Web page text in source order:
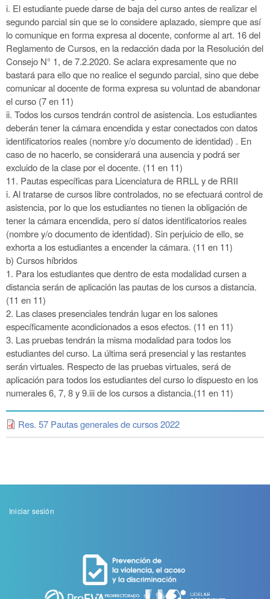
i. El estudiante puede darse de baja del curso antes de realizar el
segundo parcial sin que se lo considere aplazado, siempre que así
lo comuniqueen forma expresa al docente, conforme al art. 16 del
Reglamento de Cursos, en la redacción dada por la Resolución del
Consejo N° 1, de 7.2.2020. Seaclara expresamente que no
bastará para ello que no realice el segundo parcial, sino que debe
comunicar al docente de forma expresa su voluntadde abandonar
el curso (7 en 11)
ii. Todos los cursos tendrán control de asistencia. Los estudiantes
deberán tener la cámara encendida y estar conectados con datos
identificatorios reales (nombre y/o documento de identidad) . En
caso de no hacerlo, se considerará una ausencia y podrá ser
excluido de la clase por el docente. (11 en 11)
11. Pautas específicas para Licenciatura de RRLL y de RRII
i. Al tratarse de cursos libre controlados, no se efectuará control de
asistencia, por lo que los estudiantes no tienen la obligación de
tener la cámaraencendida, pero sí datos identificatorios reales
(nombre y/o documento de identidad). Sin perjuicio de ello, se
exhorta a los estudiantes a encender la cámara. (11 en 11)
b) Cursos híbridos
1. Para los estudiantes que dentro de esta modalidad cursen a
distancia serán de aplicación las pautas de los cursos a distancia.
(11 en 11)
2. Las clases presenciales tendrán lugar en los salones
específicamente acondicionados a esos efectos. (11 en 11)
3. Las pruebas tendrán la misma modalidad para todos los
estudiantes del curso. La última será presencial y las restantes
serán virtuales. Respectode las pruebas virtuales, será de
aplicación para todos los estudiantes del curso lo dispuesto en los
numerales 6, 7, 8 y 9.iii de los cursos adistancia.(11 en 11)
Res. 57 Pautas generales de cursos 2022
Menu
Iniciar sesión